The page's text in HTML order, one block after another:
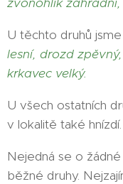
U těchto druhů
lesní, drozd
krkavec velký.
U všech ostatních
v lokalitě také hnízdí.
Nejedná se o
běžné druhy.